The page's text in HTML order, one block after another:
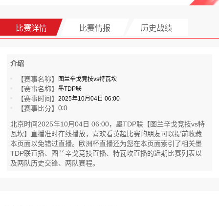
比赛详情 比赛情报 历史战绩
介绍
【赛事名称】
图兰辛戈竞技vs特瓦坎
【赛事名称】墨TDP联
【赛事时间】2025年10月04日 06:00
【赛事比分】0:0
北京时间2025年10月04日 06:00，墨TDP联【图兰辛戈竞技vs特
瓦坎】直播准时在线播放，喜欢看英超比赛的朋友可以提前收藏
本页面以免错过直播。欧洲杯直播还为您在本页面索引了相关墨
TDP联直播、图兰辛戈竞技直播、特瓦坎直播的近期比赛列表以
及两队历史交锋、两队赛程。